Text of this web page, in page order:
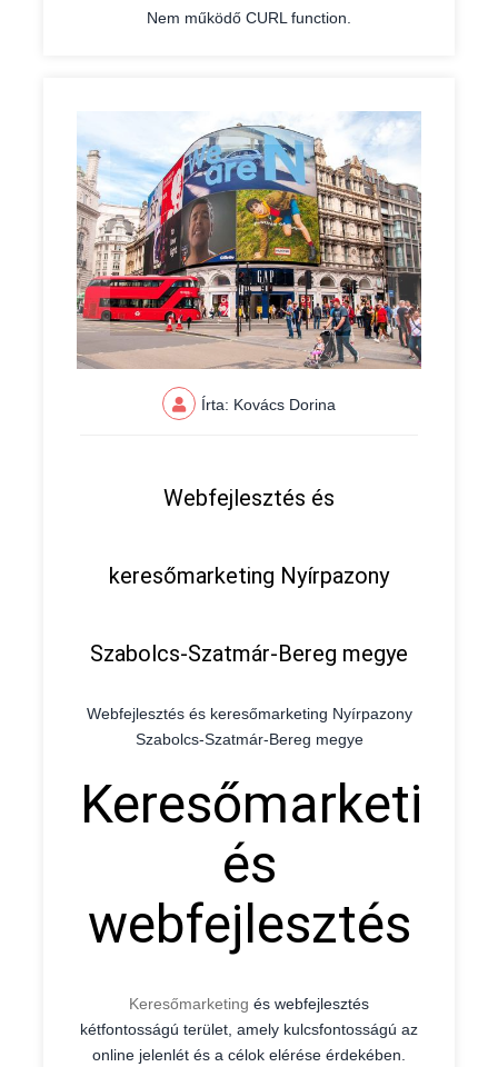
Nem működő CURL function.
Írta: Kovács Dorina
Webfejlesztés és
keresőmarketing Nyírpazony
Szabolcs-Szatmár-Bereg megye
Webfejlesztés és keresőmarketing Nyírpazony
Szabolcs-Szatmár-Bereg megye
Keresőmarketing
és
webfejlesztés
Keresőmarketing és webfejlesztés
kétfontosságú terület, amely kulcsfontosságú az
online jelenlét és a célok elérése érdekében.